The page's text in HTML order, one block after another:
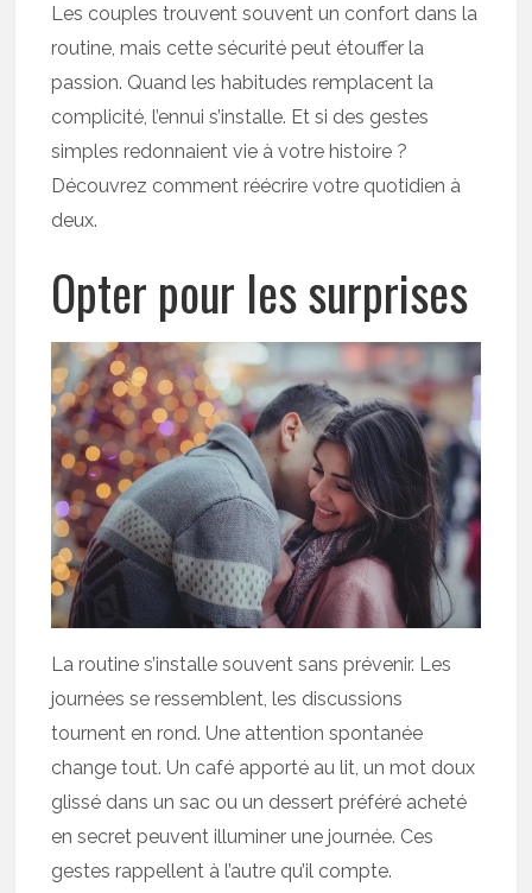
Les couples trouvent souvent un confort dans la
routine, mais cette sécurité peut étouffer la
passion. Quand les habitudes remplacent la
complicité, l’ennui s’installe. Et si des gestes
simples redonnaient vie à votre histoire ?
Découvrez comment réécrire votre quotidien à
deux.
Opter pour les surprises
La routine s’installe souvent sans prévenir. Les
journées se ressemblent, les discussions
tournent en rond. Une attention spontanée
change tout. Un café apporté au lit, un mot doux
glissé dans un sac ou un dessert préféré acheté
en secret peuvent illuminer une journée. Ces
gestes rappellent à l’autre qu’il compte.